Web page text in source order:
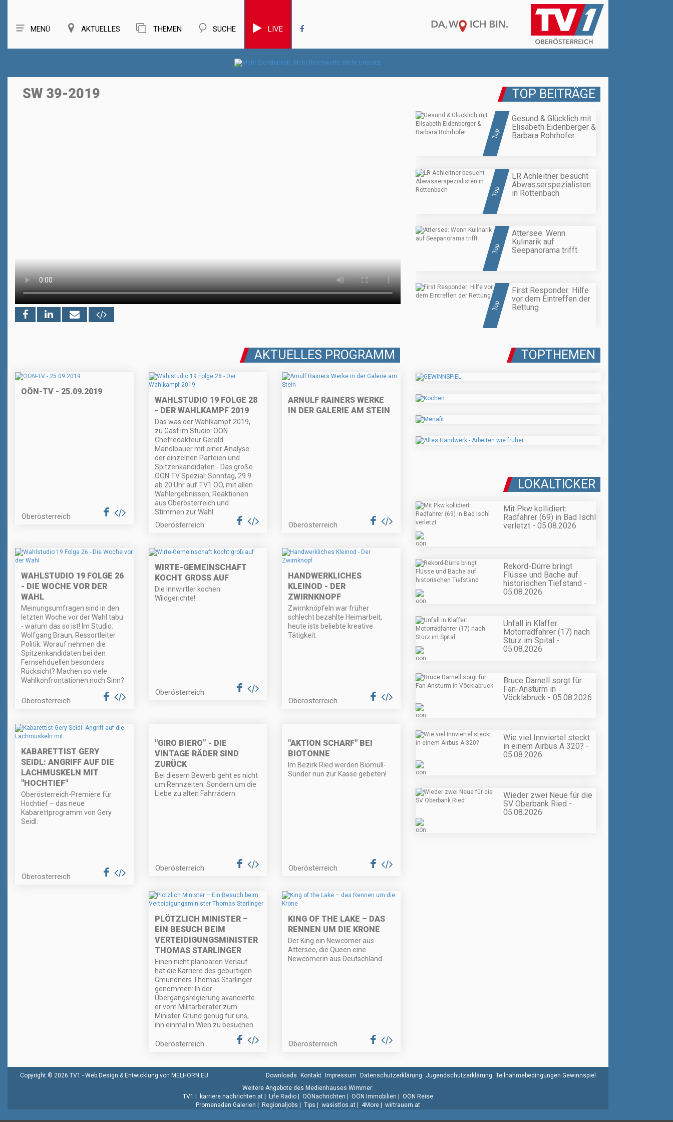
MENÜ AKTUELLES THEMEN SUCHE LIVE
SW 39-2019 TOP BEITRÄGE
Top
Gesund & Glücklich mit
Elisabeth Eidenberger &
Barbara Rohrhofer
Top
LR Achleitner besucht
Abwasserspezialisten
in Rottenbach
Top
Attersee: Wenn
Kulinarik auf
Seepanorama trifft
Top
First Responder: Hilfe
vor dem Eintreffen der
Rettung
AKTUELLES PROGRAMM
OÖN-TV - 25.09.2019
Oberösterreich
WAHLSTUDIO 19 FOLGE 28
- DER WAHLKAMPF 2019
Das was der Wahlkampf 2019,
zu Gast im Studio: OÖN
Chefredakteur Gerald
Mandlbauer mit einer Analyse
der einzelnen Parteien und
Spitzenkandidaten - Das große
OÖN TV Spezial: Sonntag, 29.9.
ab 20 Uhr auf TV1 OÖ, mit allen
Wahlergebnissen, Reaktionen
aus Oberösterreich und
Stimmen zur Wahl.
Oberösterreich
ARNULF RAINERS WERKE
IN DER GALERIE AM STEIN
Oberösterreich
WAHLSTUDIO 19 FOLGE 26
- DIE WOCHE VOR DER
WAHL
Meinungsumfragen sind in den
letzten Woche vor der Wahl tabu
- warum das so ist! Im Studio:
Wolfgang Braun, Ressortleiter
Politik: Worauf nehmen die
Spitzenkandidaten bei den
Fernsehduellen besonders
Rücksicht? Machen so viele
Wahlkonfrontationen noch Sinn?
Oberösterreich
WIRTE-GEMEINSCHAFT
KOCHT GROSS AUF
Die Innwirtler kochen
Wildgerichte!
Oberösterreich
HANDWERKLICHES
KLEINOD - DER
ZWIRNKNOPF
Zwirnknöpfeln war früher
schlecht bezahlte Heimarbeit,
heute ists beliebte kreative
Tätigkeit.
Oberösterreich
KABARETTIST GERY
SEIDL: ANGRIFF AUF DIE
LACHMUSKELN MIT
"HOCHTIEF"
Oberösterreich-Premiere für
Hochtief – das neue
Kabarettprogramm von Gery
Seidl.
Oberösterreich
"GIRO BIERO” - DIE
VINTAGE RÄDER SIND
ZURÜCK
Bei diesem Bewerb geht es nicht
um Rennzeiten. Sondern um die
Liebe zu alten Fahrrädern.
Oberösterreich
"AKTION SCHARF" BEI
BIOTONNE
Im Bezirk Ried werden Biomüll-
Sünder nun zur Kasse gebeten!
Oberösterreich
PLÖTZLICH MINISTER –
EIN BESUCH BEIM
VERTEIDIGUNGSMINISTER
THOMAS STARLINGER
Einen nicht planbaren Verlauf
hat die Karriere des gebürtigen
Gmundners Thomas Starlinger
genommen: In der
Übergangsregierung avancierte
er vom Militärberater zum
Minister. Grund genug für uns,
ihn einmal in Wien zu besuchen.
Oberösterreich
KING OF THE LAKE – DAS
RENNEN UM DIE KRONE
Der King ein Newcomer aus
Attersee, die Queen eine
Newcomerin aus Deutschland.
Oberösterreich
TOPTHEMEN
LOKALTICKER
Mit Pkw kollidiert:
Radfahrer (69) in Bad Ischl
verletzt - 05.08.2026
Rekord-Dürre bringt
Flüsse und Bäche auf
historischen Tiefstand -
05.08.2026
Unfall in Klaffer:
Motorradfahrer (17) nach
Sturz im Spital -
05.08.2026
Bruce Darnell sorgt für
Fan-Ansturm in
Vöcklabruck - 05.08.2026
Wie viel Innviertel steckt
in einem Airbus A 320? -
05.08.2026
Wieder zwei Neue für die
SV Oberbank Ried -
05.08.2026
Copyright © 2026 TV1 - Web Design & Entwicklung von MELHORN.EU Downloads Kontakt Impressum Datenschutzerklärung Jugendschutzerklärung Teilnahmebedingungen Gewinnspiel
Weitere Angebote des Medienhauses Wimmer:
TV1
karriere.nachrichten.at Life Radio OÖNachrichten OÖN Immobilien
OÖN Reise
Promenaden Galerien
Regionaljobs Tips wasistlos.at 4More wirtrauern.at